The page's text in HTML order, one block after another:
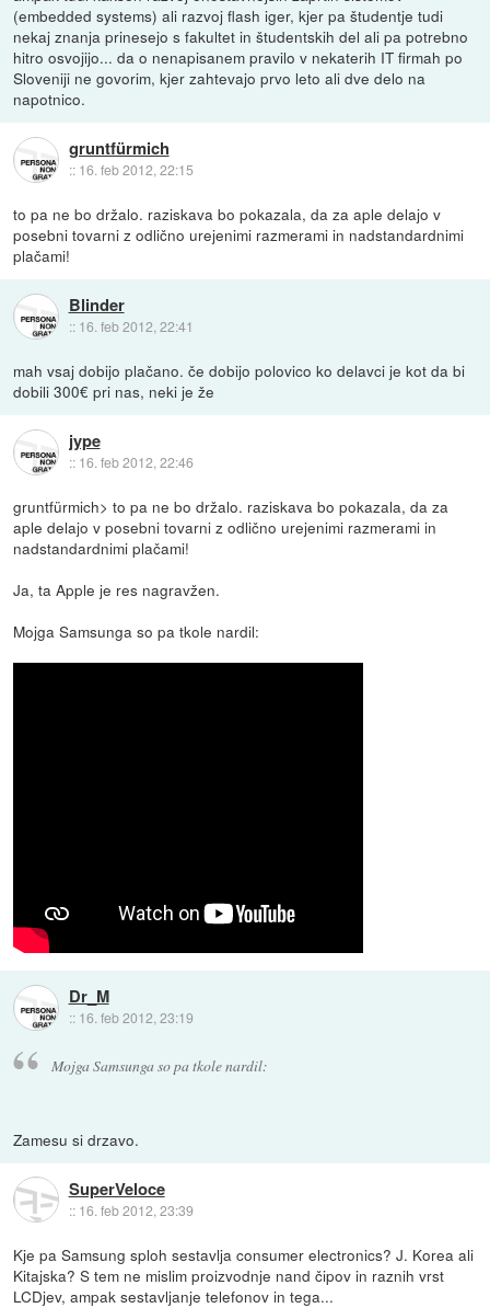
(embedded systems) ali razvoj flash iger, kjer pa študentje tudi
nekaj znanja prinesejo s fakultet in študentskih del ali pa potrebno
hitro osvojijo... da o nenapisanem pravilo v nekaterih IT firmah po
Sloveniji ne govorim, kjer zahtevajo prvo leto ali dve delo na
napotnico.
gruntfürmich
:: 16. feb 2012, 22:15
to pa ne bo držalo. raziskava bo pokazala, da za aple delajo v
posebni tovarni z odlično urejenimi razmerami in nadstandardnimi
plačami!
Blinder
:: 16. feb 2012, 22:41
mah vsaj dobijo plačano. če dobijo polovico ko delavci je kot da bi
dobili 300€ pri nas, neki je že
jype
:: 16. feb 2012, 22:46
gruntfürmich> to pa ne bo držalo. raziskava bo pokazala, da za
aple delajo v posebni tovarni z odlično urejenimi razmerami in
nadstandardnimi plačami!
Ja, ta Apple je res nagravžen.
Mojga Samsunga so pa tkole nardil:
Dr_M
:: 16. feb 2012, 23:19
Mojga Samsunga so pa tkole nardil:
Zamesu si drzavo.
SuperVeloce
:: 16. feb 2012, 23:39
Kje pa Samsung sploh sestavlja consumer electronics? J. Korea ali
Kitajska? S tem ne mislim proizvodnje nand čipov in raznih vrst
LCDjev, ampak sestavljanje telefonov in tega...